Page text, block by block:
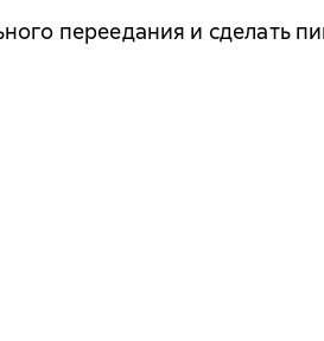
переедания и сделать